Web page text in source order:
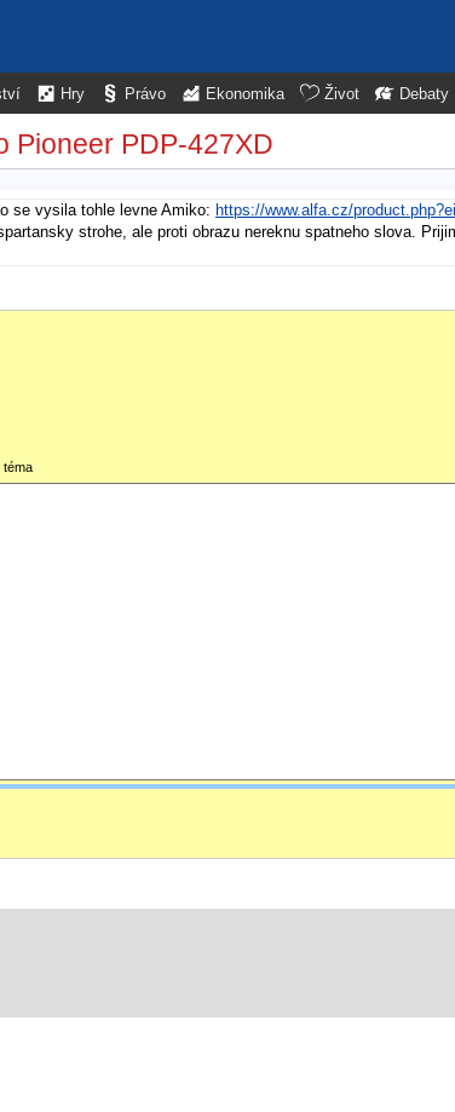
Hry Právo Ekonomika Život Debaty
Pioneer PDP-427XD
se vysila tohle levne Amiko: https://www.alfa.cz/
strohe, ale proti obrazu nereknu spatneho slova.
téma